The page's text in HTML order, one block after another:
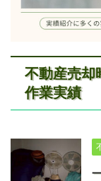
不動産売却
作業実績